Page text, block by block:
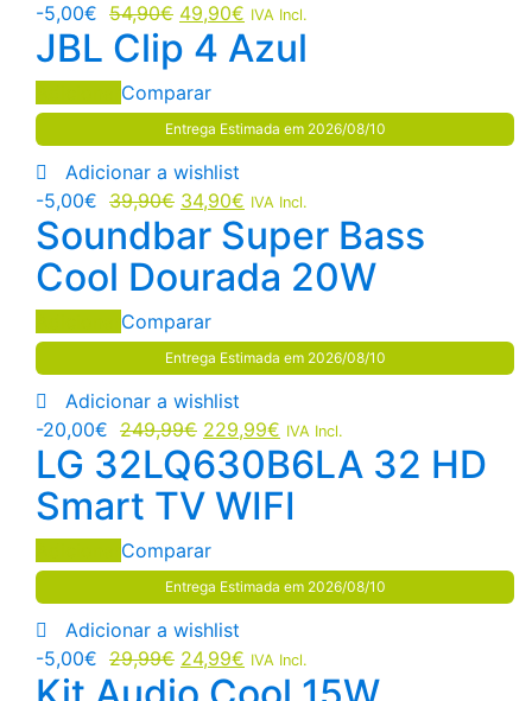
-5,00€ 54,90€ 49,90€ IVA Incl.
JBL Clip 4 Azul
Comparar
Entrega Estimada em 2026/08/10
Adicionar a wishlist
-5,00€ 39,90€ 34,90€ IVA Incl.
Soundbar Super Bass
Cool Dourada 20W
Comparar
Entrega Estimada em 2026/08/10
Adicionar a wishlist
-20,00€ 249,99€ 229,99€ IVA Incl.
LG 32LQ630B6LA 32 HD
Smart TV WIFI
Comparar
Entrega Estimada em 2026/08/10
Adicionar a wishlist
-5,00€ 29,99€ 24,99€ IVA Incl.